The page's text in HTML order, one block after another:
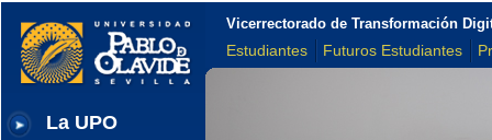
La UPO
Vicerrectorado de Transformación
Estudiantes Futuros Estudiantes